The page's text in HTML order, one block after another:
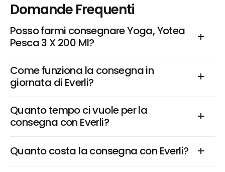
Domande Frequenti
Posso farmi consegnare Yoga, Yotea
Pesca 3 X 200 Ml?
Come funziona la consegna in
giornata di Everli?
Quanto tempo ci vuole per la
consegna con Everli?
Quanto costa la consegna con Everli?